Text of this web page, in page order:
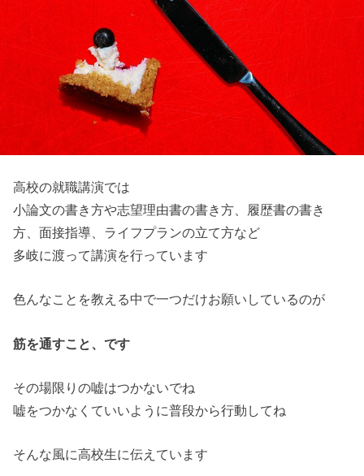
高校の就職講演では
小論文の書き方や志望理由書の書き方、履歴書の書き
方、面接指導、ライフプランの立て方など
多岐に渡って講演を行っています
色んなことを教える中で一つだけお願いしているのが
筋を通すこと、です
その場限りの嘘はつかないでね
嘘をつかなくていいように普段から行動してね
そんな風に高校生に伝えています